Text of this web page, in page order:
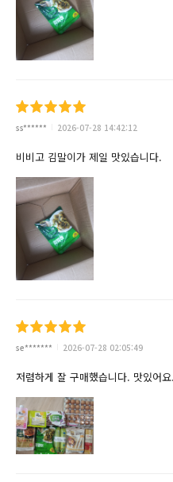
ss****** 2026-07-28 14:42:12
비비고 김말이가 제일 맛있습니다.
se******* 2026-07-28 02:05:49
저렴하게 잘 구매했습니다. 맛있어요.